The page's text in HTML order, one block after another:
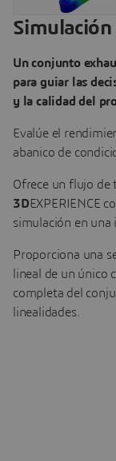
Un conjunto
para guiar las
y la calidad del
Evalúe el
abanico de
Ofrece un flujo de
3DEXPERIENCE
simulación en
Proporciona una
lineal de un único
completa del
linealidades.